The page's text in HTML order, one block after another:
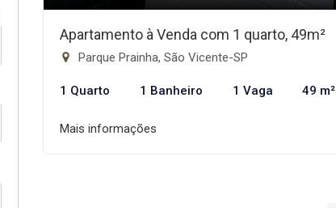
Apartamento à Venda com 1 quarto, 49m²
Parque Prainha, São Vicente-SP
1 Quarto 1 Banheiro 1 Vaga 49 m²
Mais informações